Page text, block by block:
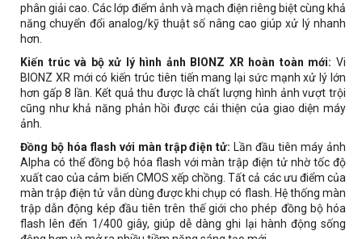
phân giải cao. Các lớp điểm ảnh và mạch điện riêng biệt cùng khả
năng chuyển đổi analog/kỹ thuật số nâng cao giúp xử lý nhanh
hơn.
Kiến trúc và bộ xử lý hình ảnh BIONZ XR hoàn toàn mới: Vi
BIONZ XR mới có kiến trúc tiên tiến mang lại sức mạnh xử lý lớn
hơn gấp 8 lần. Kết quả thu được là chất lượng hình ảnh vượt trội
cũng như khả năng phản hồi được cải thiện của giao diện máy
ảnh.
Đồng bộ hóa flash với màn trập điện tử: Lần đầu tiên máy ảnh
Alpha có thể đồng bộ hóa flash với màn trập điện tử nhờ tốc độ
xuất cao của cảm biến CMOS xếp chồng. Tất cả các ưu điểm của
màn trập điện tử vẫn dùng được khi chụp có flash. Hệ thống màn
trập dẫn động kép đầu tiên trên thế giới cho phép đồng bộ hóa
flash lên đến 1/400 giây, giúp dễ dàng ghi lại hành động sống